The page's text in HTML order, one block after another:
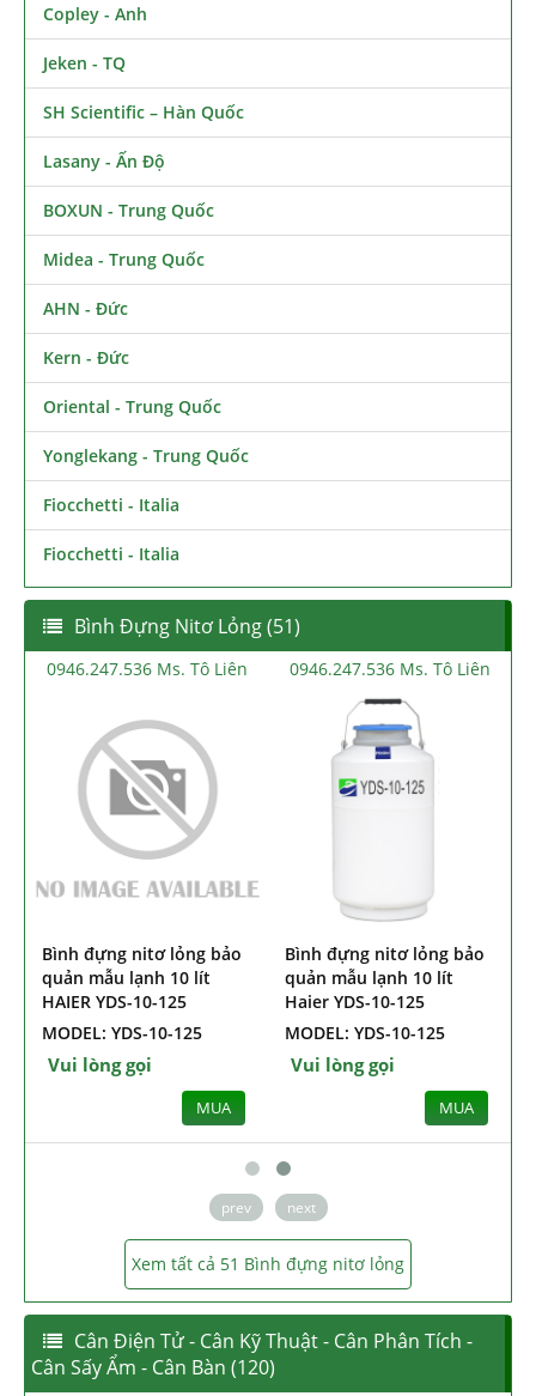
Copley - Anh
Jeken - TQ
SH Scientific – Hàn Quốc
Lasany - Ấn Độ
BOXUN - Trung Quốc
Midea - Trung Quốc
AHN - Đức
Kern - Đức
Oriental - Trung Quốc
Yonglekang - Trung Quốc
Fiocchetti - Italia
Fiocchetti - Italia
Bình Đựng Nitơ Lỏng (51)
Ms. Tô Liên
nitơ bảo quản
14L Haier HVC-
14-216
0946.247.536 Ms. Tô Liên
Bình đựng nitơ lỏng bảo
quản mẫu lạnh 10 lít
HAIER YDS-10
MODEL: YDS-10
0946.247.536
Bình đựng
quản mẫu
HAIER YDS-10-
MODEL: YDS-
prev next
Xem tất cả 51 Bình đựng nitơ lỏng
Cân Điện Tử - Cân Kỹ Thuật - Cân Phân Tích -
Cân Sấy Ẩm - Cân Bàn (120)